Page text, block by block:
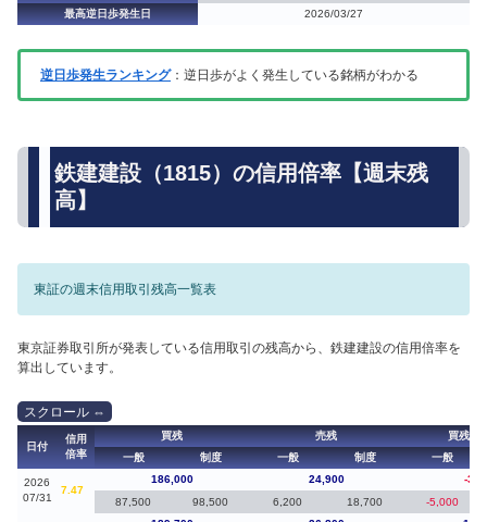
最高逆日歩発生日
2026/03/27
逆日歩発生ランキング：逆日歩がよく発生している銘柄がわかる
鉄建建設（1815）の信用倍率【週末残
高】
東証の週末信用取引残高一覧表
東京証券取引所が発表している信用取引の残高から、鉄建建設の信用倍率を
算出しています。
日付
信用
倍率
買残 売残
買残（
一般
制度 一般 制度 一般
2026
07/31
7.47
186,000 24,900
-
87,500
98,500 6,200 18,700 -5,000